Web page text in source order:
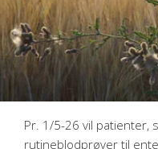
Ved akut sygdom kan
Damsholte på tlf. 55 81
Fast medicin bedes
ferielukningen.
Pr. 1/5-26 vil patienter,
rutineblodprøver til